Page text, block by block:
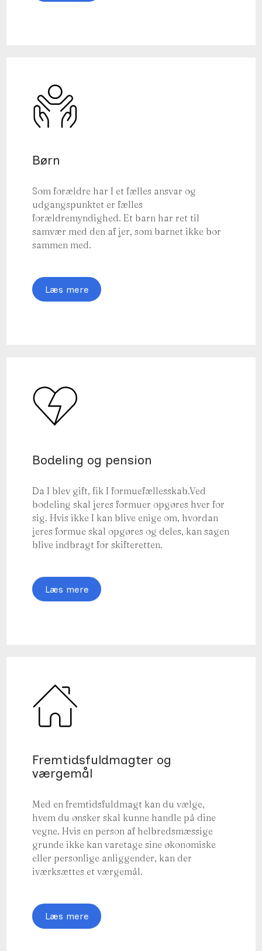
Børn
Som forældre har I et fælles ansvar og
udgangspunktet er fælles
forældremyndighed. Et barn har ret til
samvær med den af jer, som barnet ikke bor
sammen med.
Læs mere
Bodeling og pension
Da I blev gift, fik I formuefællesskab.Ved
bodeling skal jeres formuer opgøres hver for
sig. Hvis ikke I kan blive enige om, hvordan
jeres formue skal opgøres og deles, kan sagen
blive indbragt for skifteretten.
Læs mere
Fremtidsfuldmagter og
værgemål
Med en fremtidsfuldmagt kan du vælge,
hvem du ønsker skal kunne handle på dine
vegne. Hvis en person af helbredsmæssige
grunde ikke kan varetage sine økonomiske
eller personlige anliggender, kan der
iværksættes et værgemål.
Læs mere